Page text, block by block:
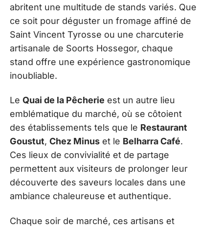
abritent une multitude de stands variés. Que
ce soit pour déguster un fromage affiné de
Saint Vincent Tyrosse ou une charcuterie
artisanale de Soorts Hossegor, chaque
stand offre une expérience gastronomique
inoubliable.
Le Quai de la Pêcherie est un autre lieu
emblématique du marché, où se côtoient
des établissements tels que le Restaurant
Goustut, Chez Minus et le Belharra Café.
Ces lieux de convivialité et de partage
permettent aux visiteurs de prolonger leur
découverte des saveurs locales dans une
ambiance chaleureuse et authentique.
Chaque soir de marché, ces artisans et